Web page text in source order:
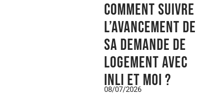
Comment suivre
l’avancement de
sa demande de
logement avec
Inli et moi ?
08/07/2026